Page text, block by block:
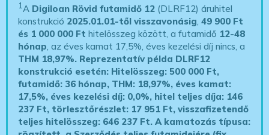
1A Digiloan Rövid futamidő 12 (DLRF12) áruhitel
konstrukció 2025.01.01-től visszavonásig,49 900 Ft
és 1 000 000 Ft hitelösszeg között, a futamidő 12-48
hónap, az éves kamat 17,5%, éves kezelési díj nincs, a
THM 18,97%. Reprezentatív példa DLRF12
konstrukció esetén: Hitelösszeg: 500 000 Ft,
futamidő: 36 hónap, THM: 18,97%, éves kamat:
17,5%, éves kezelési díj: 0,0%, hitel teljes díja: 146
237 Ft, törlesztőrészlet: 17 951 Ft, visszafizetendő
teljes hitelösszeg: 646 237 Ft.A kamatozás típusa: